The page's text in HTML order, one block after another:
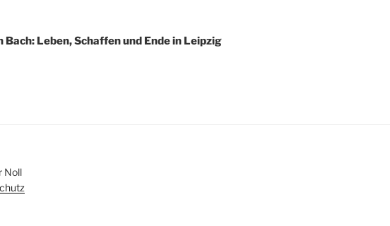
Bach: Leben, Schaffen und Ende in Leipzig
Noll